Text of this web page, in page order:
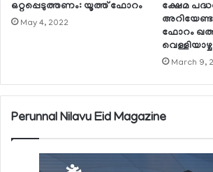
ഒറ്റപ്പെടുത്തണം: യൂത്ത് ഫോറം
May 4, 2022
ക്ഷേമ
ഫോറം
വെള്ളിയാഴ്ച
March 9,
Perunnal Nilavu Eid Magazine